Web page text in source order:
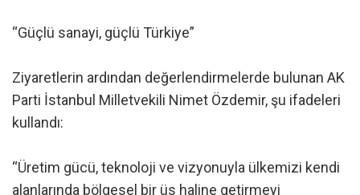
“Güçlü sanayi, güçlü Türkiye”
Ziyaretlerin ardından değerlendirmelerde bulunan AK
Parti İstanbul Milletvekili Nimet Özdemir, şu ifadeleri
kullandı:
“Üretim gücü, teknoloji ve vizyonuyla ülkemizi kendi
alanlarında bölgesel bir üs haline getirmeyi